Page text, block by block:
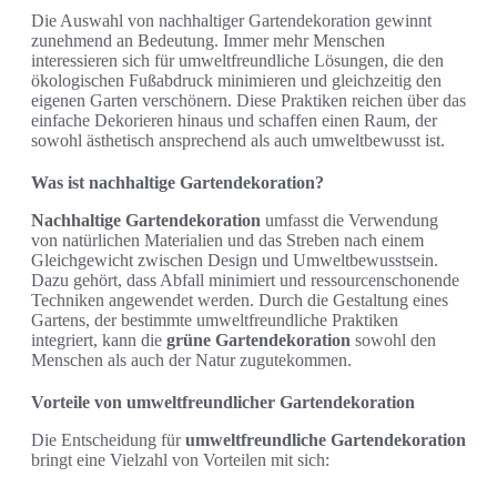
Die Auswahl von nachhaltiger Gartendekoration gewinnt
zunehmend an Bedeutung. Immer mehr Menschen
interessieren sich für umweltfreundliche Lösungen, die den
ökologischen Fußabdruck minimieren und gleichzeitig den
eigenen Garten verschönern. Diese Praktiken reichen über das
einfache Dekorieren hinaus und schaffen einen Raum, der
sowohl ästhetisch ansprechend als auch umweltbewusst ist.
Was ist nachhaltige Gartendekoration?
Nachhaltige Gartendekoration umfasst die Verwendung
von natürlichen Materialien und das Streben nach einem
Gleichgewicht zwischen Design und Umweltbewusstsein.
Dazu gehört, dass Abfall minimiert und ressourcenschonende
Techniken angewendet werden. Durch die Gestaltung eines
Gartens, der bestimmte umweltfreundliche Praktiken
integriert, kann die grüne Gartendekoration sowohl den
Menschen als auch der Natur zugutekommen.
Vorteile von umweltfreundlicher Gartendekoration
Die Entscheidung fürumweltfreundliche Gartendekoration
bringt eine Vielzahl von Vorteilen mit sich: